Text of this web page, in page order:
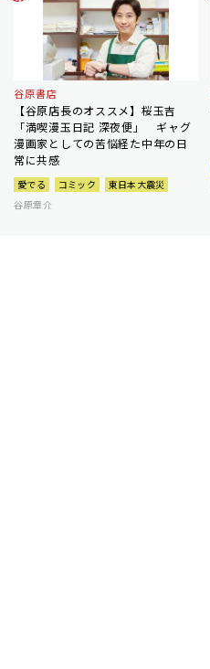
谷原書店
【谷原店長のオススメ】桜玉吉
「満喫漫玉日記 深夜便」 ギャグ
漫画家としての苦悩経た中年の日
常に共感
愛でる コミック
東日本大震災
谷原章介